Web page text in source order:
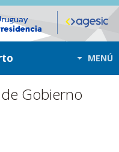
MENÚ
Gobierno